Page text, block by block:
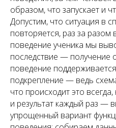
образом, что запускает и
Допустим, что ситуация в
повторяется, раз за разом
поведение ученика мы
последствие — получение
поведение
подкрепление — ведь
что происходит это
и результат каждый раз —
упрощенный вариант